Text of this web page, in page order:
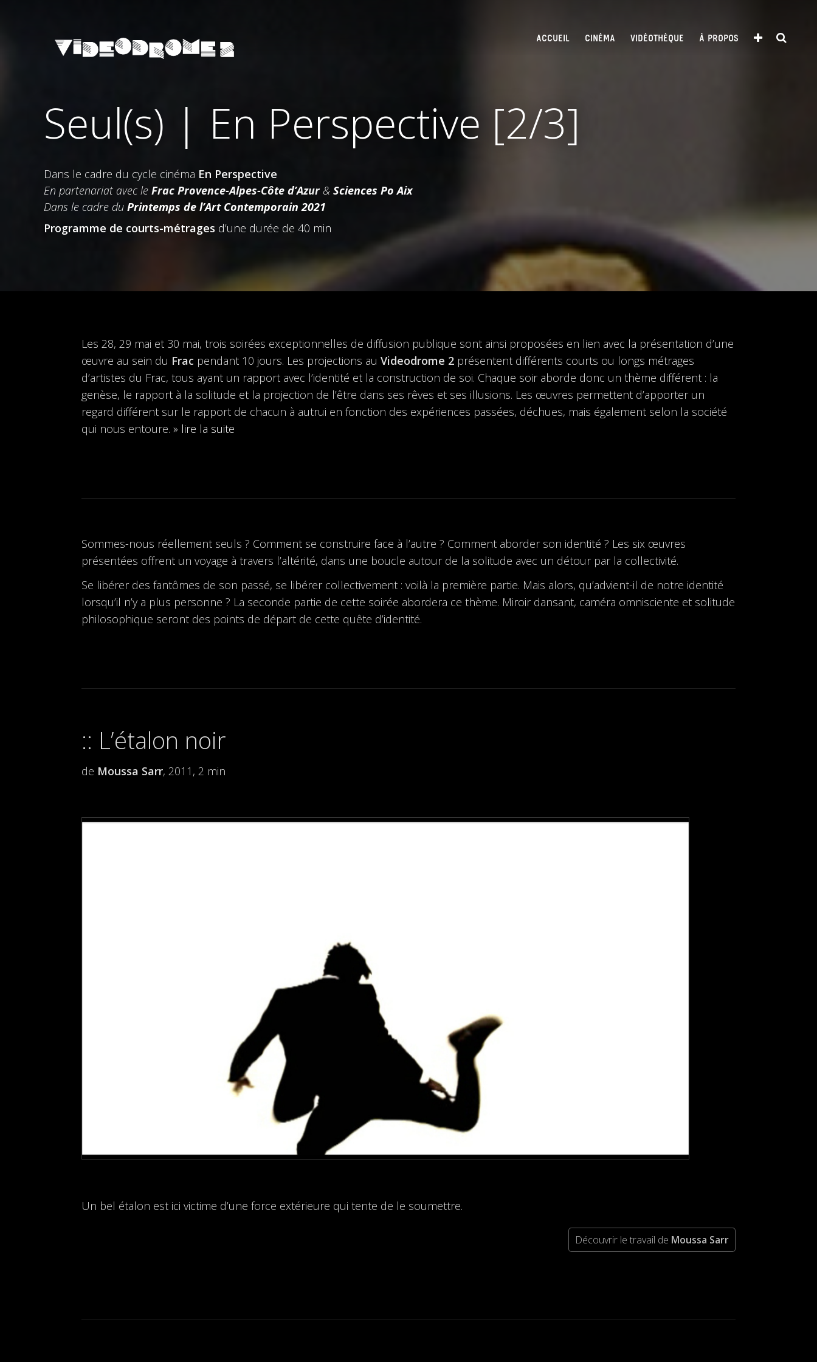
ACCUEIL CINÉMA VIDÉOTHÈQUE À PROPOS
Seul(s) | En Perspective [2/3]
Dans le cadre du cycle cinéma En Perspective
En partenariat avec le Frac Provence-Alpes-Côte d’Azur & Sciences Po Aix
Dans le cadre du Printemps de l’Art Contemporain 2021
Programme de courts-métrages d’une durée de 40 min
Les 28, 29 mai et 30 mai, trois soirées exceptionnelles de diffusion publique sont ainsi proposées en lien avec la présentation d’une
œuvre au sein du Frac pendant 10 jours. Les projections auVideodrome 2 présentent différents courts ou longs métrages
d’artistes du Frac, tous ayant un rapport avec l’identité et la construction de soi. Chaque soir aborde donc un thème différent : la
genèse, le rapport à la solitude et la projection de l’être dans ses rêves et ses illusions. Les œuvres permettent d’apporter un
regard différent sur le rapport de chacun à autrui en fonction des expériences passées, déchues, mais également selon la société
qui nous entoure.» lire la suite
Sommes-nous réellement seuls ? Comment se construire face à l’autre ? Comment aborder son identité ? Les six œuvres
présentées offrent un voyage à travers l’altérité, dans une boucle autour de la solitude avec un détour par la collectivité.
Se libérer des fantômes de son passé, se libérer collectivement : voilà la première partie. Mais alors, qu’advient-il de notre identité
lorsqu’il n’y a plus personne ? La seconde partie de cette soirée abordera ce thème. Miroir dansant, caméra omnisciente et solitude
philosophique seront des points de départ de cette quête d’identité.
L’étalon noir
de Moussa Sarr, 2011, 2 min
Un bel étalon est ici victime d’une force extérieure qui tente de le soumettre.
Découvrir le travail de Moussa Sarr